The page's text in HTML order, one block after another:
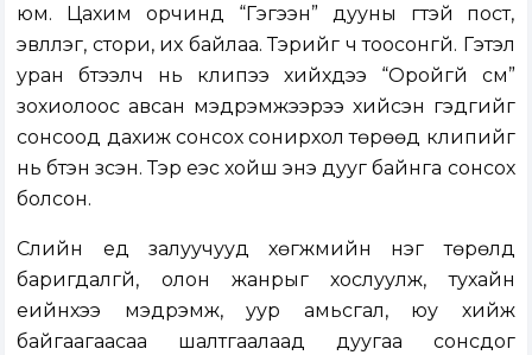
юм. Цахим орчинд “Гэгээн” дууны үгтэй пост,
эвлүүлэг, стори, их байлаа. Тэрийг ч тоосонгүй. Гэтэл
уран бүтээлч нь клипээ хийхдээ “Оройгүй сүм”
зохиолоос авсан мэдрэмжээрээ хийсэн гэдгийг
сонсоод дахиж сонсох сонирхол төрөөд клипийг
нь бүтэн үзсэн. Тэр үеэс хойш энэ дууг байнга сонсох
болсон.
Сүүлийн үед залуучууд хөгжмийн нэг төрөлд
баригдалгүй, олон жанрыг хослуулж, тухайн
үеийнхээ мэдрэмж, уур амьсгал, юу хийж
байгаагаасаа шалтгаалаад дуугаа сонсдог